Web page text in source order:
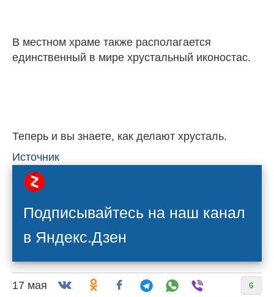
В местном храме также располагается
единственный в мире хрустальный иконостас.
Теперь и вы знаете, как делают хрусталь.
Источник
Подписывайтесь на наш канал
в Яндекс.Дзен
6
17 мая